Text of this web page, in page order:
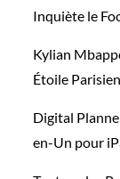
Inquiète le
Kylian
Étoile
Digital
en-Un pour